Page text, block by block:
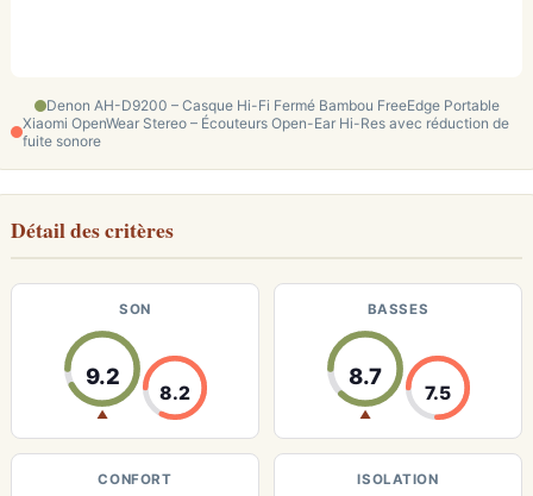
Denon AH-D9200 – Casque Hi-Fi Fermé Bambou FreeEdge Portable
Xiaomi OpenWear Stereo – Écouteurs Open-Ear Hi-Res avec réduction de
fuite sonore
Détail des critères
SON
9.2
▲
8.2
BASSES
8.7
▲
7.5
CONFORT ISOLATION